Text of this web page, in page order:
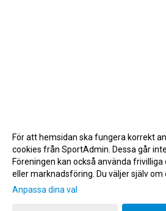
Gå till Webbversion
För att hemsidan ska fungera korrekt
cookies från SportAdmin. Dessa går
Föreningen kan också använda
eller marknadsföring. Du väljer själv om
Anpassa dina val